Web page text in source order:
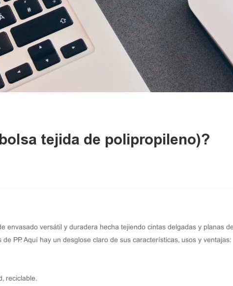
tejida de polipropileno)?
envasado versátil y duradera hecha tejiendo cintas delgadas y planas
de PP. Aquí hay un desglose claro de sus características, usos y ventajas:
reciclable.